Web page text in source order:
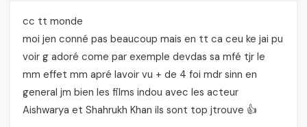
cc tt monde
moi jen conné pas beaucoup mais en tt ca ceu ke jai pu
voir g adoré come par exemple devdas sa mfé tjr le
mm effet mm apré lavoir vu + de 4 foi mdr sinn en
general jm bien les films indou avec les acteur
Aishwarya et Shahrukh Khan ils sont top jtrouve 👍